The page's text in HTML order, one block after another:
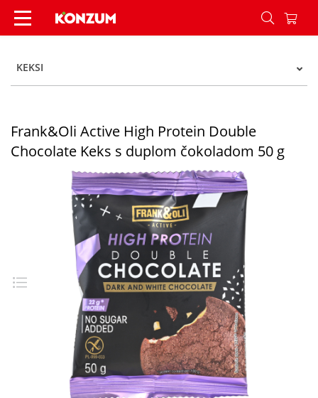
Frank&Oli Active High Protein Double Chocolate
KEKSI
Frank&Oli Active High Protein Double
Chocolate Keks s duplom čokoladom 50 g